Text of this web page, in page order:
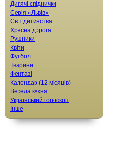
Дитячі спіднички
Серія «Львів»
Світ дитинства
Хресна дорога
Рушники
Квіти
Футбол
Тварини
Фентазі
Календар (12 місяців)
Весела кухня
Український гороскоп
Інше